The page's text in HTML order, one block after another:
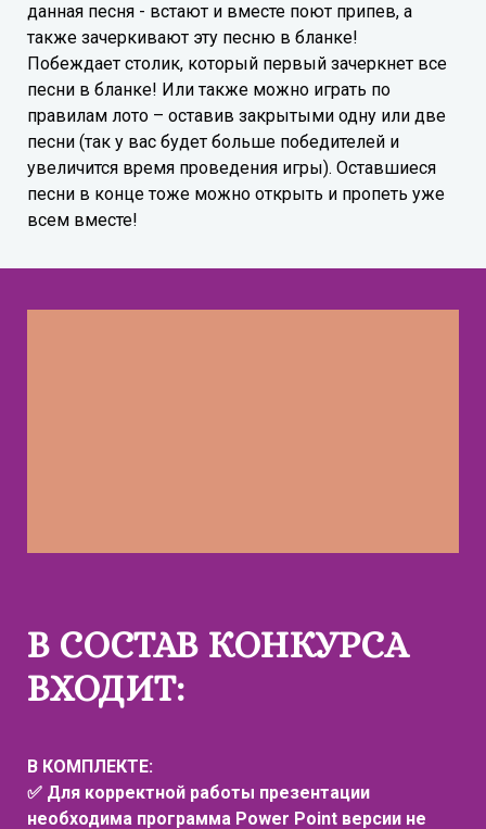
данная песня - встают и вместе поют припев, а
также зачеркивают эту песню в бланке!
Побеждает столик, который первый зачеркнет все
песни в бланке! Или также можно играть по
правилам лото – оставив закрытыми одну или две
песни (так у вас будет больше победителей и
увеличится время проведения игры). Оставшиеся
песни в конце тоже можно открыть и пропеть уже
всем вместе!
В СОСТАВ КОНКУРСА
ВХОДИТ:
В КОМПЛЕКТЕ:
✅ Для корректной работы презентации
необходима программа Power Point версии не